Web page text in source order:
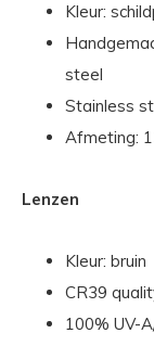
Kleur:
steel
Stainless
Afmeting:
Lenzen
Kleur: bruin
CR39
100% UV-